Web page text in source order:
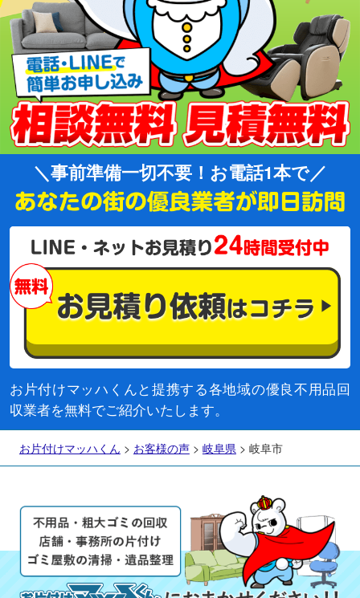
事前準備一切不要！お電話1本で
お片付けマッハくんと提携する各地域の優良不用品回
収業者を無料でご紹介いたします。
お片付けマッハくん > お客様の声> 岐阜県 > 岐阜市